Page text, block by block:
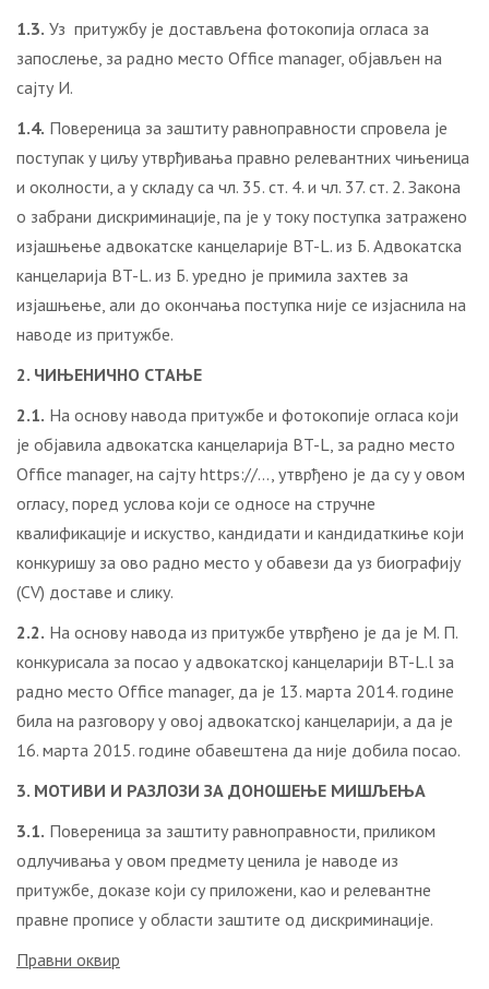
1.3. Уз притужбу је достављена фотокопија огласа за
запослење, за радно место Office manager, објављен на
сајту И.
1.4. Повереница за заштиту равноправности спровела је
поступак у циљу утврђивања правно релевантних чињеница
и околности, a у складу са чл. 35. ст. 4. и чл. 37. ст. 2. Закона
о забрани дискриминације, па је у току поступка затражено
изјашњење адвокатске канцеларије BT-L. из Б. Адвокатска
канцеларија BT-L. из Б. уредно је примила захтев за
изјашњење, али до окончања поступка није се изјаснила на
наводе из притужбе.
2. ЧИЊЕНИЧНО СТАЊЕ
2.1. На основу навода притужбе и фотокопије огласа који
је објавила адвокатска канцеларија BT-L, за радно место
Office manager, на сајту https://…, утврђено је да су у овом
огласу, поред услова који се односе на стручне
квалификације и искуство, кандидати и кандидаткиње који
конкуришу за ово радно место у обавези да уз биографију
(CV) доставе и слику.
2.2. На основу навода из притужбе утврђено је да је М. П.
конкурисала за посао у адвокатској канцеларији BT-L.l за
радно место Office manager, да је 13. марта 2014. године
била на разговору у овој адвокатској канцеларији, а да је
16. марта 2015. године обавештена да није добила посао.
3. МОТИВИ И РАЗЛОЗИ ЗА ДОНОШЕЊЕ МИШЉЕЊА
3.1. Повереница за заштиту равноправности, приликом
одлучивања у овом предмету ценила је наводе из
притужбе, доказе који су приложени, као и релевантне
правне прописе у области заштите од дискриминације.
Правни оквир